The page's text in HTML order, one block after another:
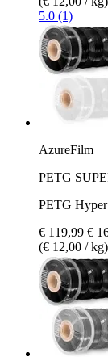
5.0 (1)
AzureFilm
PETG
PETG Hyper
€ 119,99 €
(€ 12,00 / kg)